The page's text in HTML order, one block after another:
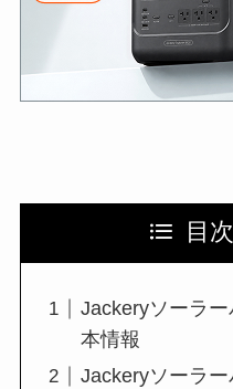
目次
Jackeryソーラ
本情報
Jackeryソーラ